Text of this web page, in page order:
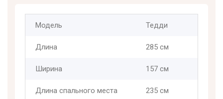
Модель Тедди
Длина 285 см
Ширина 157 см
Длина спального места 235 см